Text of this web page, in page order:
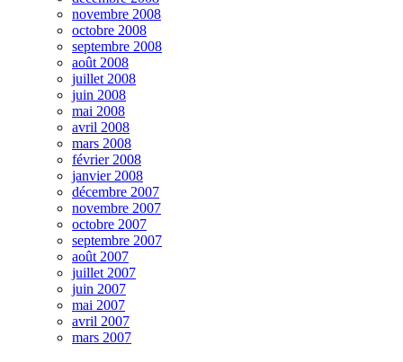
novembre 2008
octobre 2008
septembre 2008
août 2008
juillet 2008
juin 2008
mai 2008
avril 2008
mars 2008
février 2008
janvier 2008
décembre 2007
novembre 2007
octobre 2007
septembre 2007
août 2007
juillet 2007
juin 2007
mai 2007
avril 2007
mars 2007